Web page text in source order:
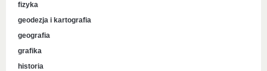
fizyka
geodezja i kartografia
geografia
grafika
historia